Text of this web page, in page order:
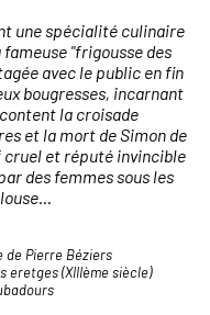
une spécialité culinaire
fameuse "frigousse des
avec le public en fin
bougresses, incarnant
la croisade
et la mort de Simon de
et réputé invincible
des femmes sous les
Pierre Béziers
eretges (XIIIème siècle)